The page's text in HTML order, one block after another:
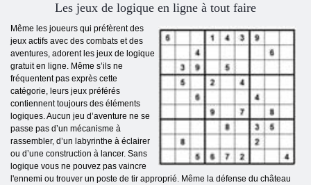
Les jeux de logique en ligne à tout faire
Même les joueurs qui préfèrent des
jeux actifs avec des combats et des
aventures, adorent les jeux de logique
gratuit en ligne. Même s’ils ne
fréquentent pas exprès cette
catégorie, leurs jeux préférés
contiennent toujours des éléments
logiques. Aucun jeu d’aventure ne se
passe pas d’un mécanisme à
rassembler, d’un labyrinthe à éclairer
ou d’une construction à lancer. Sans
logique vous ne pouvez pas vaincre
l'ennemi ou trouver un poste de tir approprié. Même la défense du château